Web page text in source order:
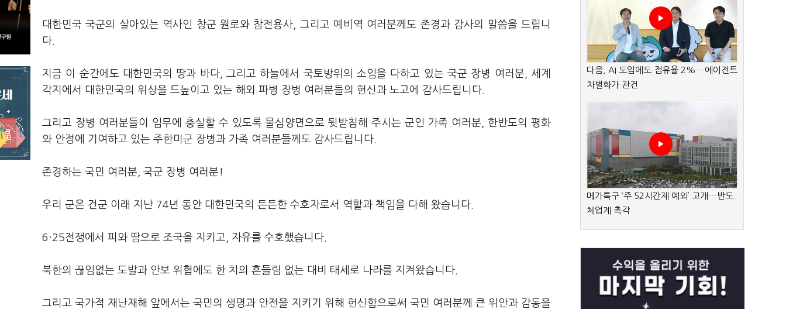
대한민국 국군의 살아있는 역사인 창군 원로와 참전용사, 그리고 예비역 여러분께도 존경과 감사의 말씀을 드립니
다.
지금 이 순간에도 대한민국의 땅과 바다, 그리고 하늘에서 국토방위의 소임을 다하고 있는 국군 장병 여러분, 세계
각지에서 대한민국의 위상을 드높이고 있는 해외 파병 장병 여러분들의 헌신과 노고에 감사드립니다.
그리고 장병 여러분들이 임무에 충실할 수 있도록 물심양면으로 뒷받침해 주시는 군인 가족 여러분, 한반도의 평화
와 안정에 기여하고 있는 주한미군 장병과 가족 여러분들께도 감사드립니다.
존경하는 국민 여러분, 국군 장병 여러분!
우리 군은 건군 이래 지난 74년 동안 대한민국의 든든한 수호자로서 역할과 책임을 다해 왔습니다.
6·25전쟁에서 피와 땀으로 조국을 지키고, 자유를 수호했습니다.
북한의 끊임없는 도발과 안보 위협에도 한 치의 흔들림 없는 대비 태세로 나라를 지켜왔습니다.
그리고 국가적 재난재해 앞에서는 국민의 생명과 안전을 지키기 위해 헌신함으로써 국민 여러분께 큰 위안과 감동을
다음, AI 도입에도 점유율 2%…에이전트
차별화가 관건
메가특구 ‘주 52시간제 예외’ 고개…반도
체업계 촉각